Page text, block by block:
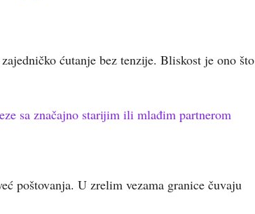
ćutanje bez tenzije. Bliskost je ono što
sa značajno starijim ili mlađim partnerom
poštovanja. U zrelim vezama granice čuvaju